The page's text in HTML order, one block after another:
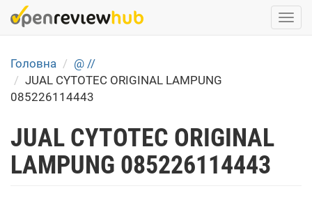
Skip
to
content
Головна
@ //
JUAL CYTOTEC ORIGINAL LAMPUNG
085226114443
JUAL CYTOTEC ORIGINAL
LAMPUNG 085226114443